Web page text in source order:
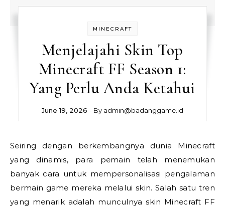
MINECRAFT
Menjelajahi Skin Top
Minecraft FF Season 1:
Yang Perlu Anda Ketahui
June 19, 2026 - By admin@badanggame.id
Seiring dengan berkembangnya dunia Minecraft
yang dinamis, para pemain telah menemukan
banyak cara untuk mempersonalisasi pengalaman
bermain game mereka melalui skin. Salah satu tren
yang menarik adalah munculnya skin Minecraft FF